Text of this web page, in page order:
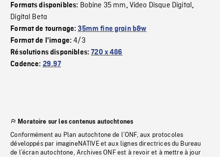
Formats disponibles: Bobine 35 mm, Video Disque Digital,
Digital Beta
Format de tournage:35mm fine grain b&w
Format de l'image:4/3
Résolutions disponibles:720 x 486
Cadence: 29.97
Moratoire sur les contenus autochtones
Conformément au Plan autochtone de l’ONF, aux protocoles
développés par imagineNATIVE et aux lignes directrices du Bureau
de l’écran autochtone, Archives ONF est à revoir et à mettre à jour